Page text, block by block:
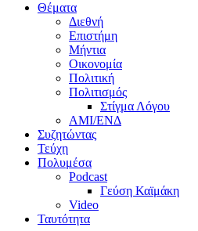
Θέματα
Διεθνή
Επιστήμη
Μήντια
Οικονομία
Πολιτική
Πολιτισμός
Στίγμα Λόγου
AMI/ΕΝΔ
Συζητώντας
Τεύχη
Πολυμέσα
Podcast
Γεύση Καϊμάκη
Video
Ταυτότητα